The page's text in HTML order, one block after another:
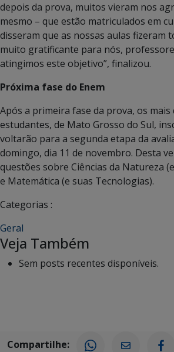
depois da prova, muitos vieram nos
mesmo – que estão matriculados em
disseram que as nossas aulas fizeram
muito gratificante para nós,
atingimos este objetivo”, finalizou.
Próxima fase do Enem
Após a primeira fase da prova, os mais
estudantes, de Mato Grosso do Sul,
voltarão para a segunda etapa da
domingo, dia 11 de novembro. Desta
questões sobre Ciências da Natureza
e Matemática (e suas Tecnologias).
Categorias :
Geral
Veja Também
Sem posts recentes disponíveis.
Compartilhe: